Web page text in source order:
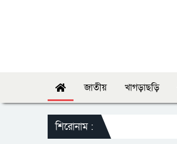
জাতীয় খাগড়াছড়ি
শিরোনাম :